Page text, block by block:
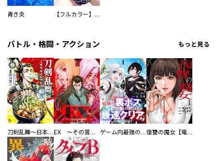
青き炎 【フルカラー】さよなら、私の大好きな１０００人のキミ。
バトル・格闘・アクション もっと見る
刀剣乱舞～日本号つれづれ酒～ EX ～その賞金稼ぎは、世界の出口を探す～【単行本版】 ゲーム内最強の『裏ボス』に転生したので、主人公の代わりに最速クリアを目指します！【電子単行本版】 復讐の魔女【電子単行本版】